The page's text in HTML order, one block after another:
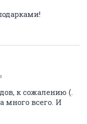
к сожалению (.
много всего. И